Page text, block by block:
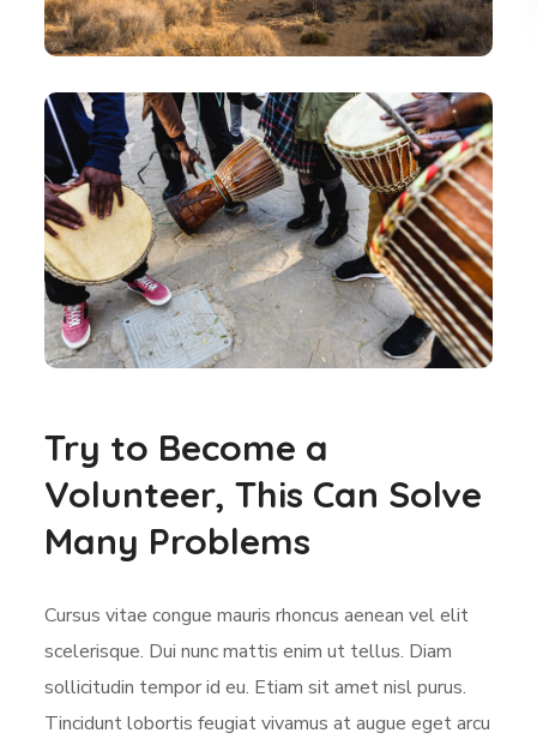
Try to Become a
Volunteer, This Can Solve
Many Problems
Cursus vitae congue mauris rhoncus aenean vel elit
scelerisque. Dui nunc mattis enim ut tellus. Diam
sollicitudin tempor id eu. Etiam sit amet nisl purus.
Tincidunt lobortis feugiat vivamus at augue eget arcu